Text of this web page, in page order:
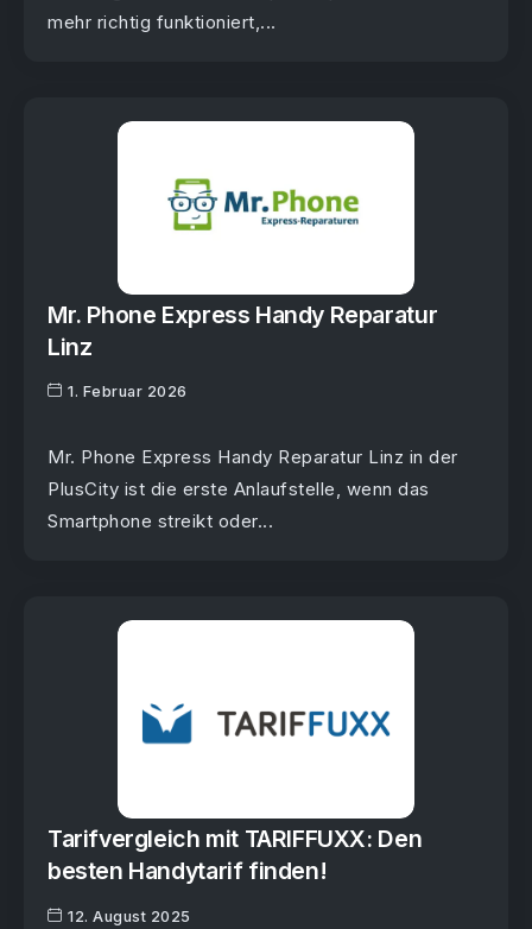
mehr richtig funktioniert,...
Mr. Phone Express Handy Reparatur
Linz
1. Februar 2026
Mr. Phone Express Handy Reparatur Linz in der
PlusCity ist die erste Anlaufstelle, wenn das
Smartphone streikt oder...
Tarifvergleich mit TARIFFUXX: Den
besten Handytarif finden!
12. August 2025